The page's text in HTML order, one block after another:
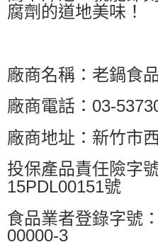
腐劑的道地美味！
廠商名稱：老鍋食
廠商電話：03-
廠商地址：新竹市
投保產品責任險字
15PDL00151號
食品業者登錄字號
00000-3